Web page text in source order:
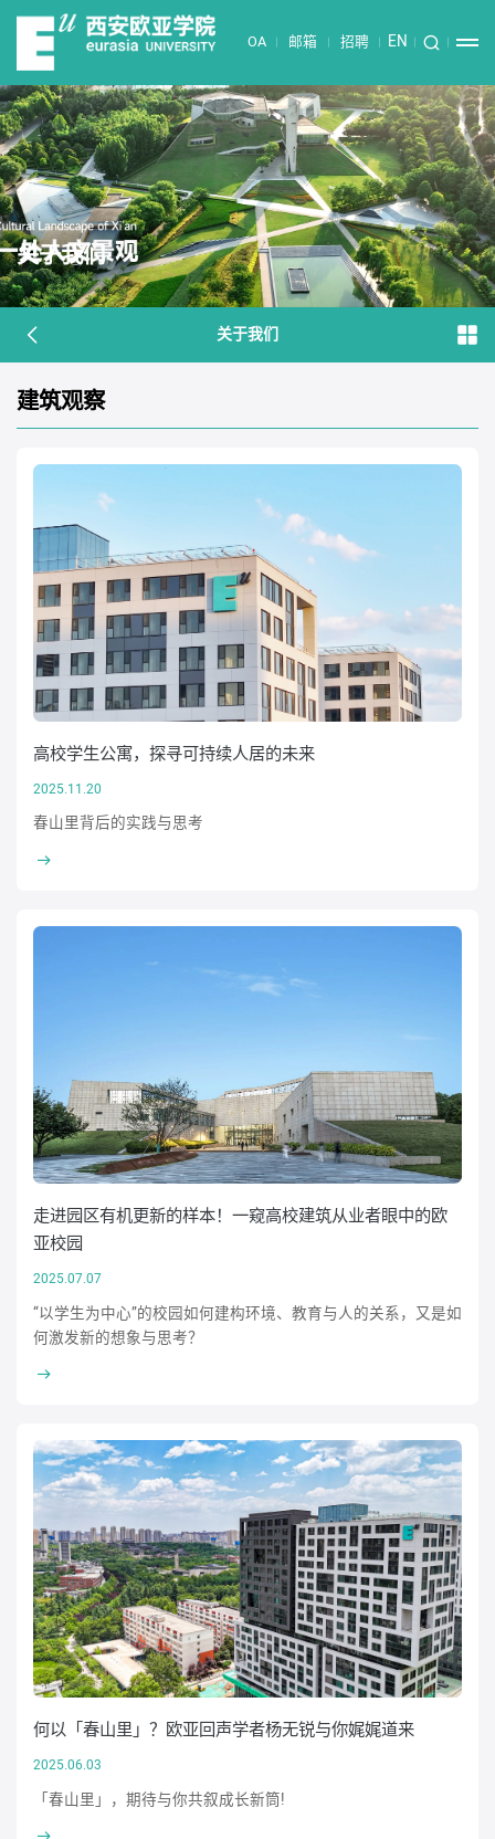
OA 邮箱 招聘 EN
关于我们
关于我们
建筑观察
高校学生公寓，探寻可持续人居的未来
2025.11.20
春山里背后的实践与思考
走进园区有机更新的样本！一窥高校建筑从业者眼中的欧
亚校园
2025.07.07
“以学生为中心”的校园如何建构环境、教育与人的关系，又是如
何激发新的想象与思考？
何以「春山里」？欧亚回声学者杨无锐与你娓娓道来
2025.06.03
「春山里」，期待与你共叙成长新筒!